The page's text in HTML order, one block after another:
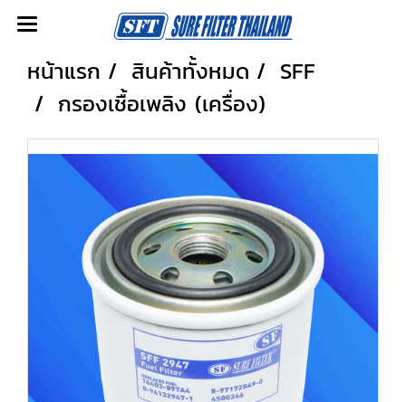
หน้าแรก สินค้าทั้งหมด
SFF
กรองเชื้อเพลิง (เครื่อง)